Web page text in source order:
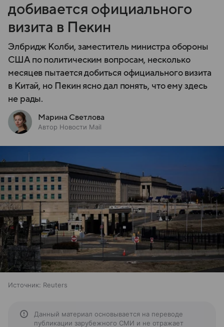
добивается официального
визита в Пекин
Элбридж Колби, заместитель министра обороны
США по политическим вопросам, несколько
месяцев пытается добиться официального визита
в Китай, но Пекин ясно дал понять, что ему здесь
не рады.
Марина Светлова
Автор Новости Mail
Источник: Reuters
Данный материал основывается на переводе
публикации зарубежного СМИ и не отражает